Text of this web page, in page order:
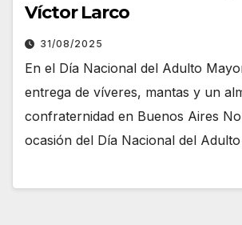
Víctor Larco
31/08/2025
En el Día Nacional del Adulto
entrega de víveres, mantas y un
confraternidad en Buenos Aires
ocasión del Día Nacional del